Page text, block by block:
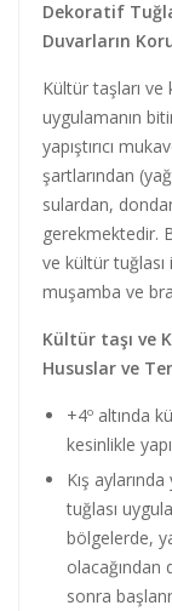
Dekoratif
Duvarların
Kültür taşları ve
uygulamanın
yapıştırıcı
şartlarından
sulardan,
gerekmektedir.
ve kültür
muşamba ve
Kültür taşı ve
Hususlar ve
+4º altında
kesinlikle
Kış
tuğlası
bölgelerde,
olacağından
sonra